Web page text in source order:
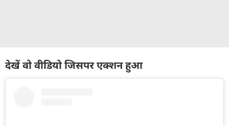
देखें वो वीडियो जिसपर एक्शन हुआ